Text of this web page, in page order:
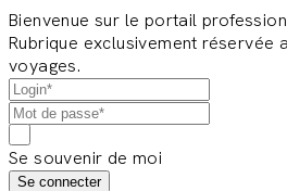
Bienvenue sur le portail
Rubrique exclusivement réservée
voyages.
Se souvenir de moi
Se connecter